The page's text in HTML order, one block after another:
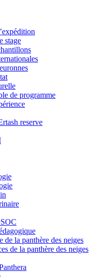
stage
de programme
reserve
de la panthère des neiges
de la panthère des neiges